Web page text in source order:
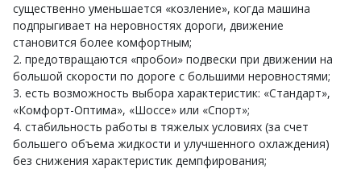
существенно уменьшается «козление», когда машина
подпрыгивает на неровностях дороги, движение
становится более комфортным;
2. предотвращаются «пробои» подвески при движении на
большой скорости по дороге с большими неровностями;
3. есть возможность выбора характеристик: «Стандарт»,
«Комфорт-Оптима», «Шоссе» или «Спорт»;
4. стабильность работы в тяжелых условиях (за счет
большего объема жидкости и улучшенного охлаждения)
без снижения характеристик демпфирования;